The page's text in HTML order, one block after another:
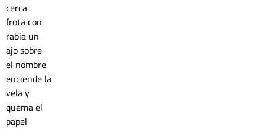
cerca
frota con
rabia un
ajo sobre
el nombre
enciende la
vela y
quema el
papel